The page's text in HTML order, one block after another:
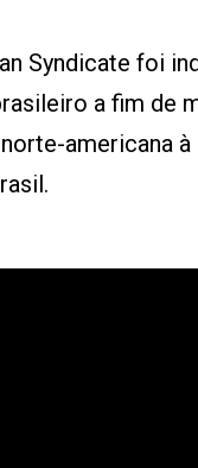
Syndicate foi
a fim de
americana à